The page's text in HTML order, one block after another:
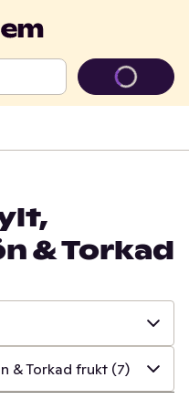
& Torkad
& Torkad frukt (7)